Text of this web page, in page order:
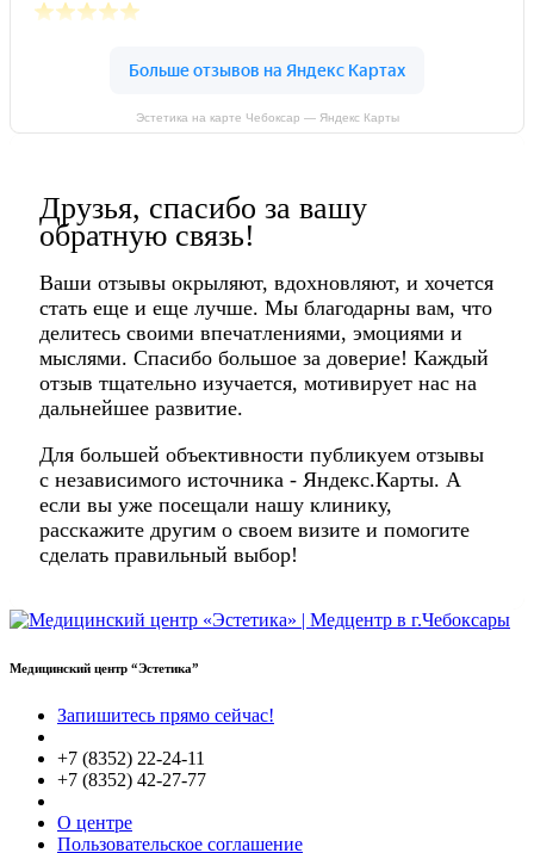
Эстетика на карте Чебоксар — Яндекс Карты
Друзья, спасибо за вашу
обратную связь!
Ваши отзывы окрыляют, вдохновляют, и хочется
стать еще и еще лучше. Мы благодарны вам, что
делитесь своими впечатлениями, эмоциями и
мыслями. Спасибо большое за доверие! Каждый
отзыв тщательно изучается, мотивирует нас на
дальнейшее развитие.
Для большей объективности публикуем отзывы
с независимого источника - Яндекс.Карты. А
если вы уже посещали нашу клинику,
расскажите другим о своем визите и помогите
сделать правильный выбор!
Медицинский центр “Эстетика”
Запишитесь прямо сейчас!
+7 (8352) 22-24-11
+7 (8352) 42-27-77
О центре
Пользовательское соглашение